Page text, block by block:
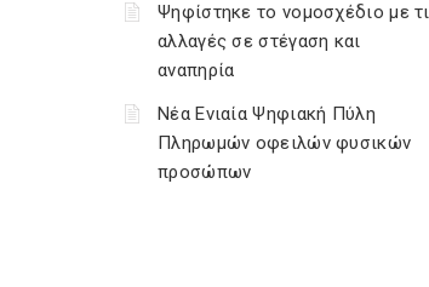
Ψηφίστηκε το νομοσχέδιο με
αλλαγές σε στέγαση και
αναπηρία
Νέα Ενιαία Ψηφιακή Πύλη
Πληρωμών οφειλών φυσικών
προσώπων